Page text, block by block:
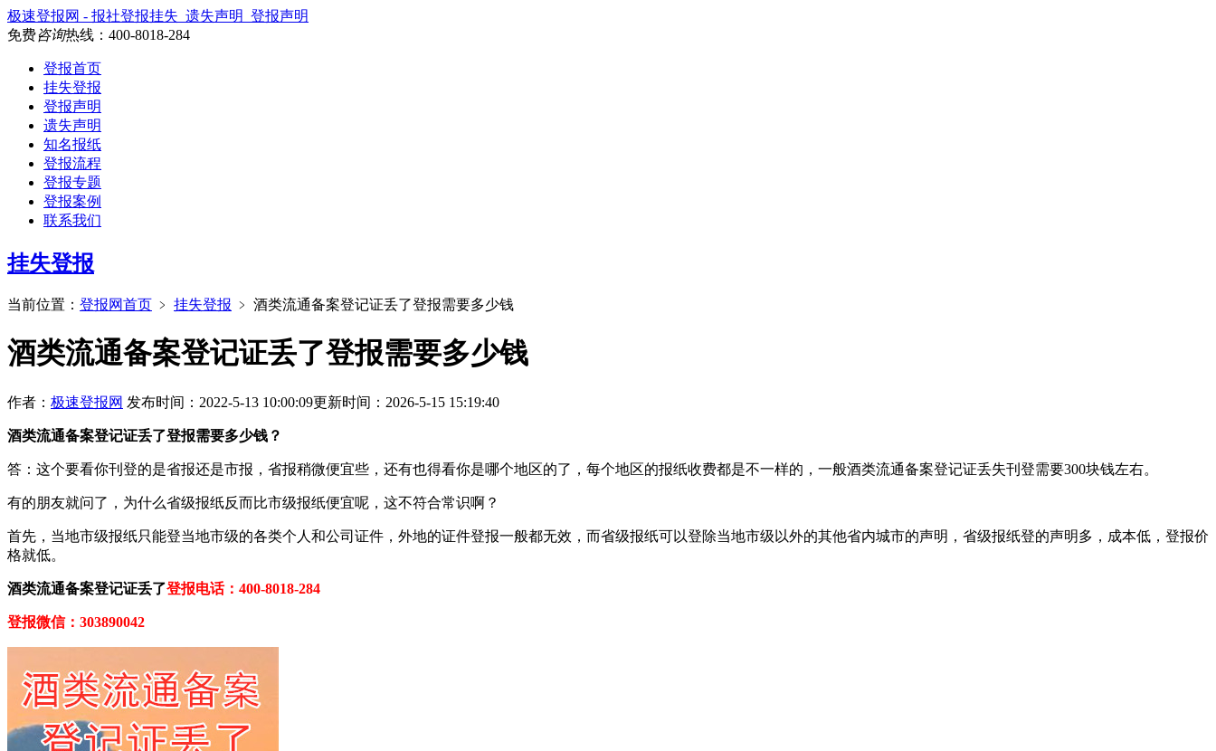
极速登报网 - 报社登报挂失_遗失声明_登报声明
免费咨询热线： 400-8018-284
登报首页
挂失登报
登报声明
遗失声明
知名报纸
登报流程
登报专题
登报案例
联系我们
挂失登报
当前位置： 登报网首页 ﹥ 挂失登报 ﹥ 酒类流通备案登记证丢了登报需要多少钱
酒类流通备案登记证丢了登报需要多少钱
作者： 极速登报网 发布时间：2022-5-13 10:00:09更新时间：2026-5-15 15:19:40
酒类流通备案登记证丢了登报需要多少钱？
答：这个要看你刊登的是省报还是市报，省报稍微便宜些，还有也得看你是哪个地区的了，每个地区的报纸收费都是不一样的，一般酒类流通备案登记证丢失刊登需要300块钱左右。
有的朋友就问了，为什么省级报纸反而比市级报纸便宜呢，这不符合常识啊？
首先，当地市级报纸只能登当地市级的各类个人和公司证件，外地的证件登报一般都无效，而省级报纸可以登除当地市级以外的其他省内城市的声明，省级报纸登的声明多，成本低，登报价
格就低。
酒类流通备案登记证丢了登报电话：400-8018-284
登报微信：303890042